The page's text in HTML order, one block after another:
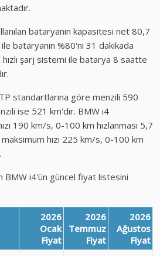
bataryanın kapasitesi net 80,7
bataryanın %80'ni 31 dakikada
hızlı şarj sistemi ile batarya 8 saatte
standartlarına göre menzili 590
ise 521 km'dir. BMW i4
190 km/s, 0-100 km hızlanması 5,7
hızı 225 km/s, 0-100 km
BMW i4'ün güncel fiyat listesini
2026
Ocak
Fiyat
2026
Temmuz
Fiyat
2026
Ağustos
Fiyat